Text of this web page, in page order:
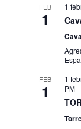
FEB
1
1
FEB
1
1
PM